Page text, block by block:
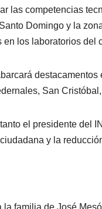
las competencias
Domingo y la
los laboratorios del
San
el presidente del
y la